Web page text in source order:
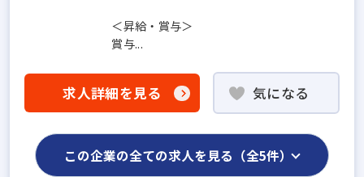
＜昇給・賞与＞
賞与...
求人詳細を見る 気になる
この企業の全ての求人を見る（全5件）